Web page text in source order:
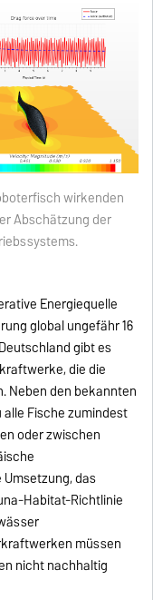
wirkenden
Abschätzung der
Energiequelle
global ungefähr 16
gibt es
die die
Neben den bekannten
Fische zumindest
oder zwischen
das
Habitat-Richtlinie
müssen
nicht nachhaltig